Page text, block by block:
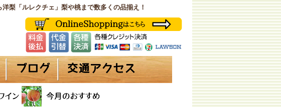
梨「ルレクチェ」梨や桃まで数多くの品揃え！